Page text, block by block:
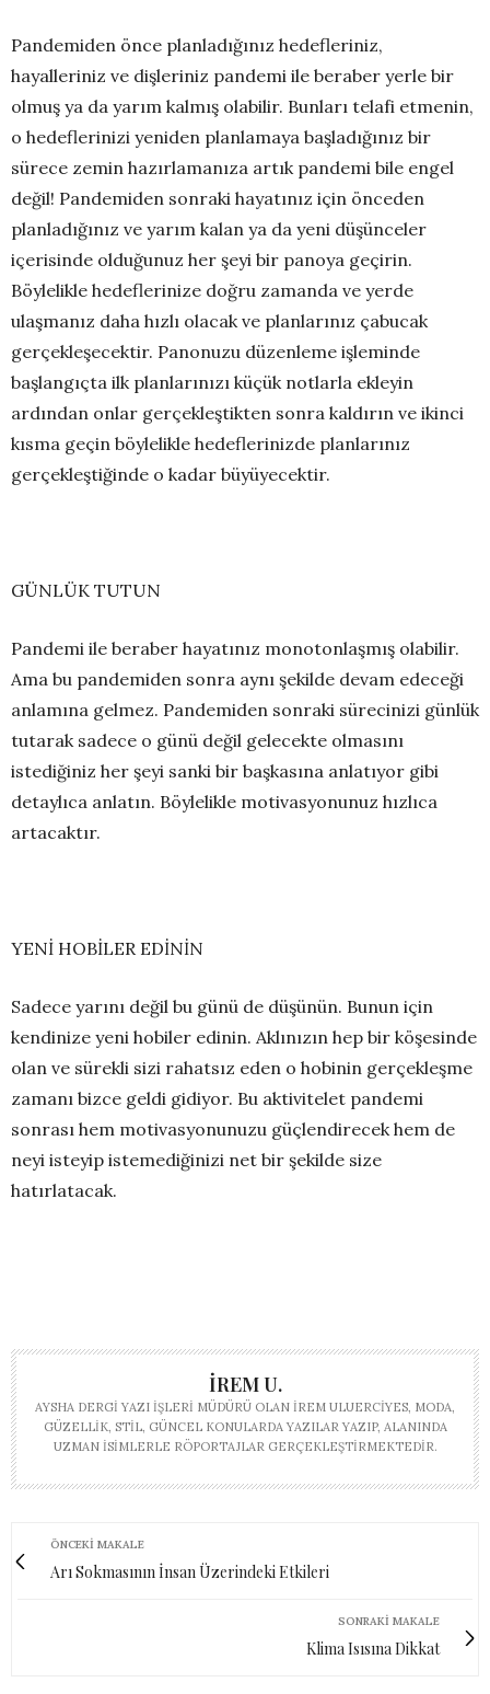
Pandemiden önce planladığınız hedefleriniz,
hayalleriniz ve dişleriniz pandemi ile beraber yerle bir
olmuş ya da yarım kalmış olabilir. Bunları telafi etmenin,
o hedeflerinizi yeniden planlamaya başladığınız bir
sürece zemin hazırlamanıza artık pandemi bile engel
değil! Pandemiden sonraki hayatınız için önceden
planladığınız ve yarım kalan ya da yeni düşünceler
içerisinde olduğunuz her şeyi bir panoya geçirin.
Böylelikle hedeflerinize doğru zamanda ve yerde
ulaşmanız daha hızlı olacak ve planlarınız çabucak
gerçekleşecektir. Panonuzu düzenleme işleminde
başlangıçta ilk planlarınızı küçük notlarla ekleyin
ardından onlar gerçekleştikten sonra kaldırın ve ikinci
kısma geçin böylelikle hedeflerinizde planlarınız
gerçekleştiğinde o kadar büyüyecektir.
GÜNLÜK TUTUN
Pandemi ile beraber hayatınız monotonlaşmış olabilir.
Ama bu pandemiden sonra aynı şekilde devam edeceği
anlamına gelmez. Pandemiden sonraki sürecinizi günlük
tutarak sadece o günü değil gelecekte olmasını
istediğiniz her şeyi sanki bir başkasına anlatıyor gibi
detaylıca anlatın. Böylelikle motivasyonunuz hızlıca
artacaktır.
YENİ HOBİLER EDİNİN
Sadece yarını değil bu günü de düşünün. Bunun için
kendinize yeni hobiler edinin. Aklınızın hep bir köşesinde
olan ve sürekli sizi rahatsız eden o hobinin gerçekleşme
zamanı bizce geldi gidiyor. Bu aktivitelet pandemi
sonrası hem motivasyonunuzu güçlendirecek hem de
neyi isteyip istemediğinizi net bir şekilde size
hatırlatacak.
İREM U.
AYSHA DERGI YAZI İŞLERI MÜDÜRÜ OLAN İREM ULUERCIYES, MODA,
GÜZELLIK, STIL, GÜNCEL KONULARDA YAZILAR YAZIP, ALANINDA
UZMAN ISIMLERLE RÖPORTAJLAR GERÇEKLEŞTIRMEKTEDIR.
ÖNCEKI MAKALE
Arı Sokmasının İnsan Üzerindeki Etkileri
SONRAKI MAKALE
Klima Isısına Dikkat